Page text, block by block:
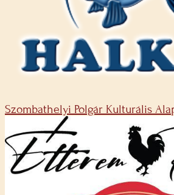
Szombathelyi Polgár Kulturális